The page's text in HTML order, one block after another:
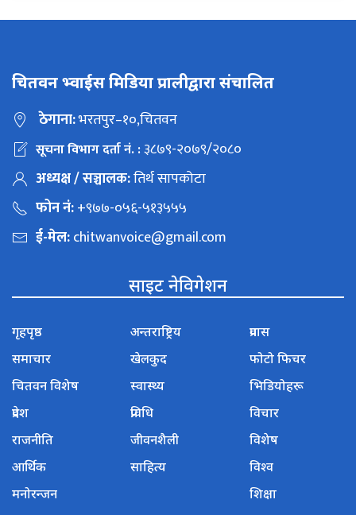
चितवन भ्वाईस मिडिया प्रालीद्वारा संचालित
ठेगाना:भरतपुर–१०,चितवन
सूचना विभाग दर्ता नं. :३८७९-२०७९/२०८०
अध्यक्ष / सञ्चालक:तिर्थ सापकोटा
फोन नं:+९७७-०५६-५१३५५५
ई-मेल:chitwanvoice@gmail.com
साइट नेविगेशन
गृहपृष्ठ
समाचार
चितवन विशेष
प्रदेश
राजनीति
आर्थिक
मनोरन्जन
अन्तराष्ट्रिय
खेलकुद
स्वास्थ्य
प्रविधि
जीवनशैली
साहित्य
प्रवास
फोटो फिचर
भिडियोहरू
विचार
विशेष
विश्व
शिक्षा